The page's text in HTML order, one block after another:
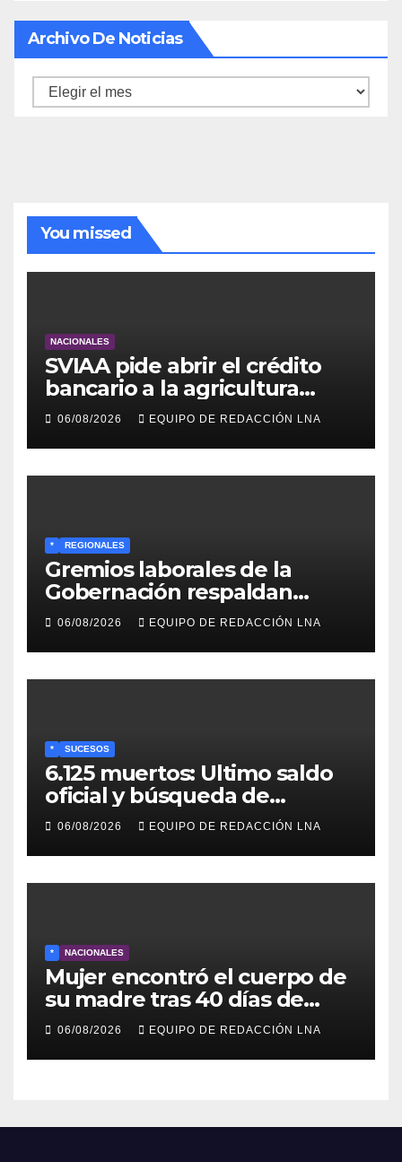
Archivo De Noticias
Archivo
You missed
NACIONALES
SVIAA pide abrir el crédito
bancario a la agricultura
familiar en Venezuela
06/08/2026 EQUIPO DE REDACCIÓN LNA
* REGIONALES
Gremios laborales de la
Gobernación respaldan
propuesta de Bono
Recreativo de 100 dólares
para jubilados, pensionados y
activos
06/08/2026 EQUIPO DE REDACCIÓN LNA
* SUCESOS
6.125 muertos: Ultimo saldo
oficial y búsqueda de
cadáveres continúa entre los
escombros
06/08/2026 EQUIPO DE REDACCIÓN LNA
* NACIONALES
Mujer encontró el cuerpo de
su madre tras 40 días de
búsqueda en Tanaguarena
06/08/2026 EQUIPO DE REDACCIÓN LNA